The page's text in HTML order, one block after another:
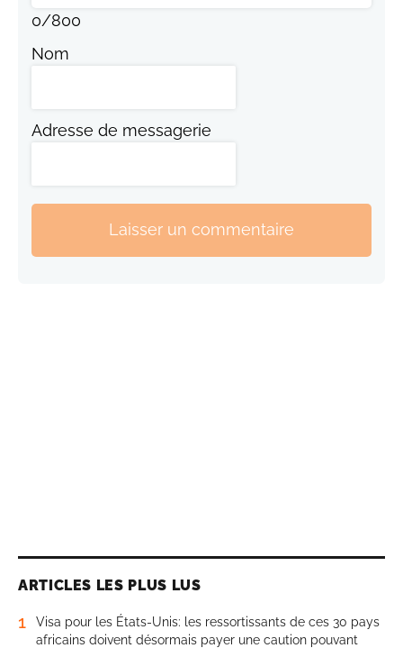
0/800
Nom
Adresse de messagerie
Laisser un commentaire
ARTICLES LES PLUS LUS
1
Visa pour les États-Unis: les ressortissants de ces 30 pays
africains doivent désormais payer une caution pouvant